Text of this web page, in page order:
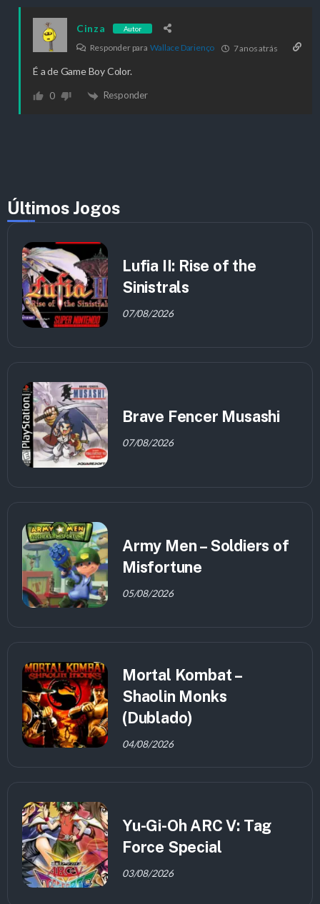
Cinza Autor
Responder paraWallace Darienço 7 anos atrás
É a de Game Boy Color.
0 Responder
Últimos Jogos
Lufia II: Rise of the
Sinistrals
07/08/2026
Brave Fencer Musashi
07/08/2026
Army Men – Soldiers of
Misfortune
05/08/2026
Mortal Kombat –
Shaolin Monks
(Dublado)
04/08/2026
Yu-Gi-Oh ARC V: Tag
Force Special
03/08/2026